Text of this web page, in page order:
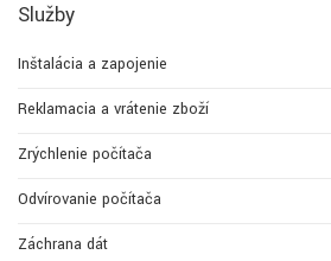
Služby
Inštalácia a zapojenie
Reklamacia a vrátenie zboží
Zrýchlenie počítača
Odvírovanie počítača
Záchrana dát